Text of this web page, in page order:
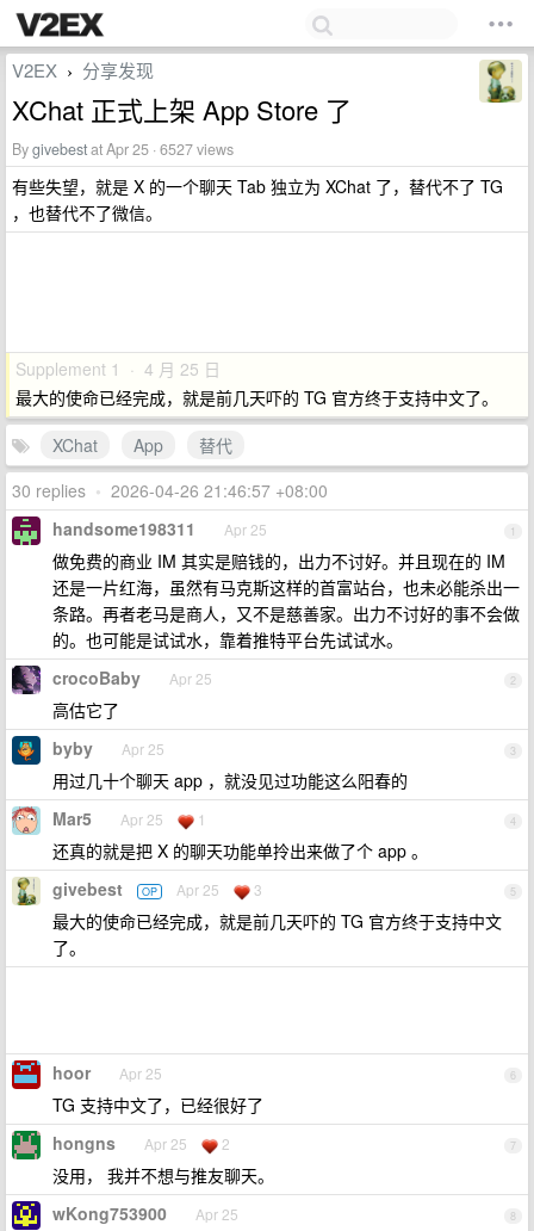
V2EX › 分享发现
XChat 正式上架 App Store 了
Bygivebestat Apr 25 · 6527 views
有些失望，就是 X 的一个聊天 Tab 独立为 XChat 了，替代不了 TG
，也替代不了微信。
Supplement 1 · 4 月 25 日
最大的使命已经完成，就是前几天吓的 TG 官方终于支持中文了。
XChat
App
替代
30 replies • 2026-04-26 21:46:57 +08:00
1
handsome198311 Apr 25
做免费的商业 IM 其实是赔钱的，出力不讨好。并且现在的 IM
还是一片红海，虽然有马克斯这样的首富站台，也未必能杀出一
条路。再者老马是商人，又不是慈善家。出力不讨好的事不会做
的。也可能是试试水，靠着推特平台先试试水。
2
crocoBaby Apr 25
高估它了
3
byby Apr 25
用过几十个聊天 app ，就没见过功能这么阳春的
4
Mar5 Apr 25 1
还真的就是把 X 的聊天功能单拎出来做了个 app 。
5
givebest OP Apr 25 3
最大的使命已经完成，就是前几天吓的 TG 官方终于支持中文
了。
6
hoor Apr 25
TG 支持中文了，已经很好了
7
hongns Apr 25 2
没用， 我并不想与推友聊天。
8
wKong753900 Apr 25